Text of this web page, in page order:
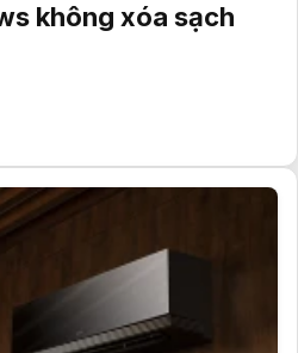
không xóa sạch